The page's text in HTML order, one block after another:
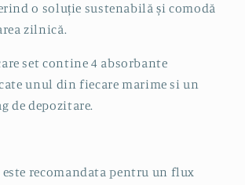
o soluție sustenabilă și comodă
zilnică.
set contine 4 absorbante
unul din fiecare marime si un
de depozitare.
este recomandata pentru un flux